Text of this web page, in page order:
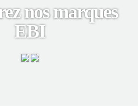
nos marques
EBI